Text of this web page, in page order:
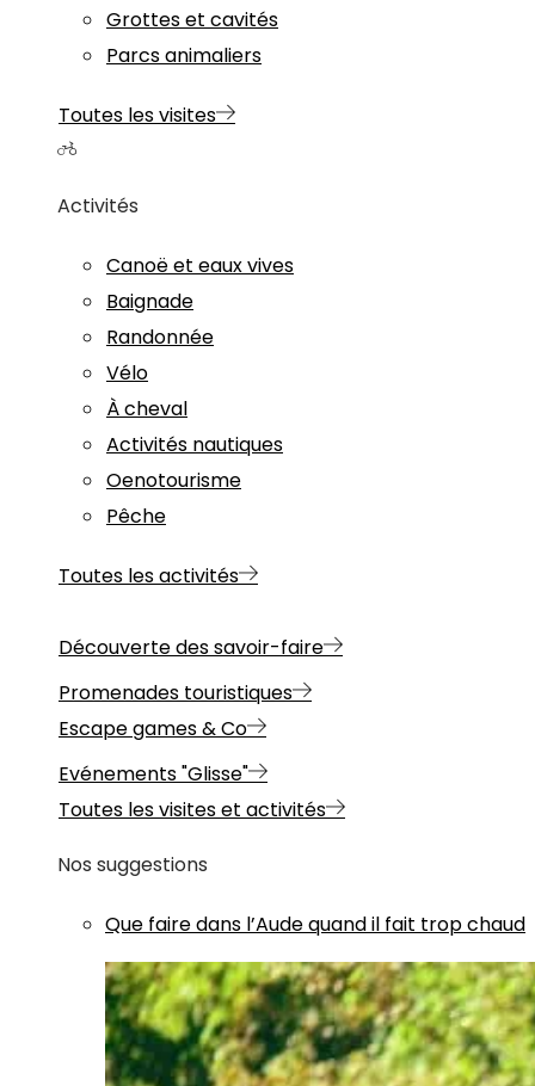
Grottes et cavités
Parcs animaliers
Toutes les visites
Activités
Canoë et eaux vives
Baignade
Randonnée
Vélo
À cheval
Activités nautiques
Oenotourisme
Pêche
Toutes les activités
Découverte des savoir-faire
Promenades touristiques
Escape games & Co
Evénements "Glisse"
Toutes les visites et activités
Nos suggestions
Que faire dans l’Aude quand il fait trop chaud